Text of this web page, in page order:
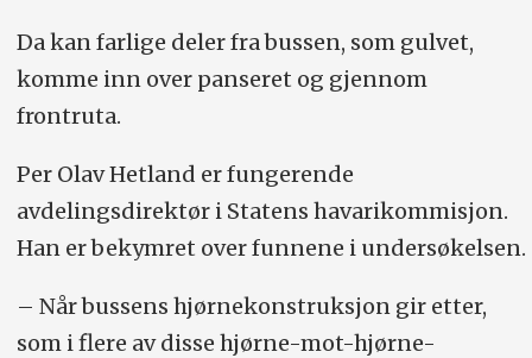
Da kan farlige deler fra bussen, som gulvet,
komme inn over panseret og gjennom
frontruta.
Per Olav Hetland er fungerende
avdelingsdirektør i Statens havarikommisjon.
Han er bekymret over funnene i undersøkelsen.
– Når bussens hjørnekonstruksjon gir etter,
som i flere av disse hjørne-mot-hjørne-